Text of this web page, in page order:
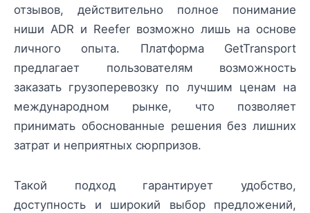
отзывов, действительно полное понимание
ниши ADR и Reefer возможно лишь на основе
личного опыта. Платформа GetTransport
предлагает пользователям возможность
заказать грузоперевозку по лучшим ценам на
международном рынке, что позволяет
принимать обоснованные решения без лишних
затрат и неприятных сюрпризов.
Такой подход гарантирует удобство,
доступность и широкий выбор предложений,